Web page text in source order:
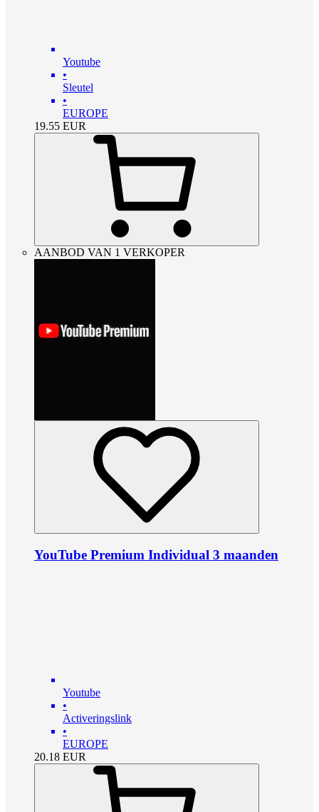
Youtube
•
Sleutel
•
EUROPE
19.55 EUR
AANBOD VAN 1 VERKOPER
YouTube Premium Individual 3 maanden
Youtube
•
Activeringslink
•
EUROPE
20.18 EUR